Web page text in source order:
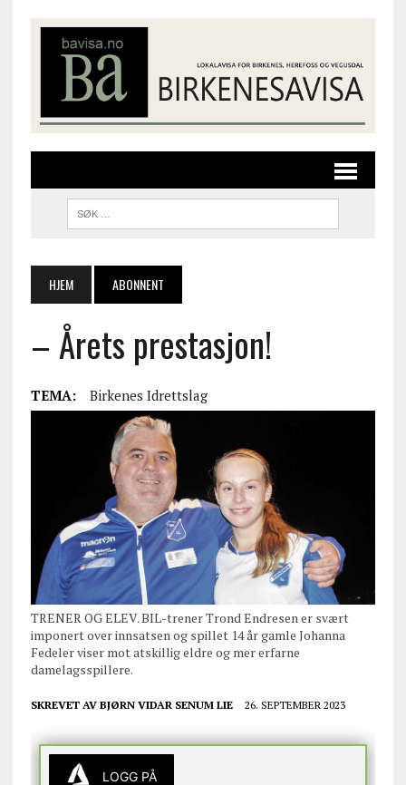
HJEM ABONNENT
– Årets prestasjon!
TEMA: Birkenes Idrettslag
TRENER OG ELEV. BIL-trener Trond Endresen er svært
imponert over innsatsen og spillet 14 år gamle Johanna
Fedeler viser mot atskillig eldre og mer erfarne
damelagsspillere.
SKREVET AV BJØRN VIDAR SENUM LIE 26. SEPTEMBER 2023
LOGG PÅ